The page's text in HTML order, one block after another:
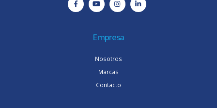
Empresa
Nosotros
Marcas
Contacto